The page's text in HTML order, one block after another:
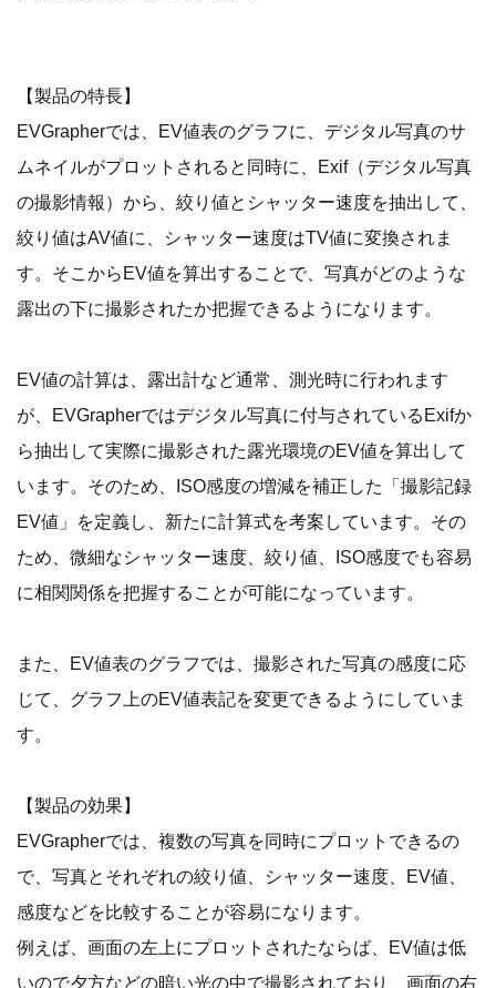
【製品の特長】
EVGrapherでは、EV値表のグラフに、デジタル写真のサ
ムネイルがプロットされると同時に、Exif（デジタル写真
の撮影情報）から、絞り値とシャッター速度を抽出して、
絞り値はAV値に、シャッター速度はTV値に変換されま
す。そこからEV値を算出することで、写真がどのような
露出の下に撮影されたか把握できるようになります。
EV値の計算は、露出計など通常、測光時に行われます
が、EVGrapherではデジタル写真に付与されているExifか
ら抽出して実際に撮影された露光環境のEV値を算出して
います。そのため、ISO感度の増減を補正した「撮影記録
EV値」を定義し、新たに計算式を考案しています。その
ため、微細なシャッター速度、絞り値、ISO感度でも容易
に相関関係を把握することが可能になっています。
また、EV値表のグラフでは、撮影された写真の感度に応
じて、グラフ上のEV値表記を変更できるようにしていま
す。
【製品の効果】
EVGrapherでは、複数の写真を同時にプロットできるの
で、写真とそれぞれの絞り値、シャッター速度、EV値、
感度などを比較することが容易になります。
例えば、画面の左上にプロットされたならば、EV値は低
いので夕方などの暗い光の中で撮影されており、画面の右